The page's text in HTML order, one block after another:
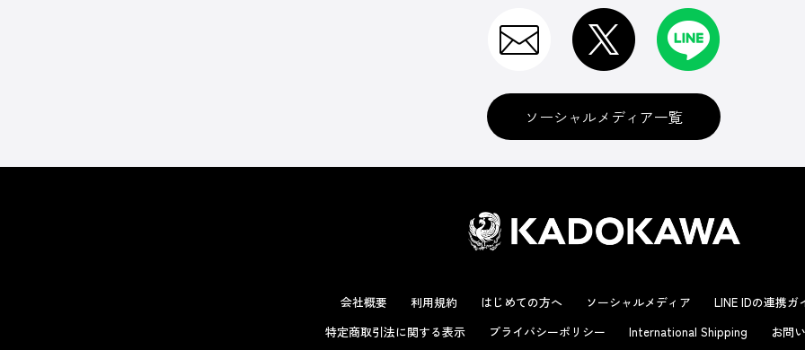
ソーシャルメディア一覧
会社概要 利用規約 はじめての方へ ソーシャルメディア
LINE IDの連携ガ
特定商取引法に関する表示
プライバシーポリシー International Shipping お問